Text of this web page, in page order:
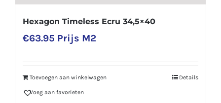
Hexagon Timeless Ecru 34,5×40
€63.95 Prijs M2
Toevoegen aan winkelwagen Details
Voeg aan favorieten